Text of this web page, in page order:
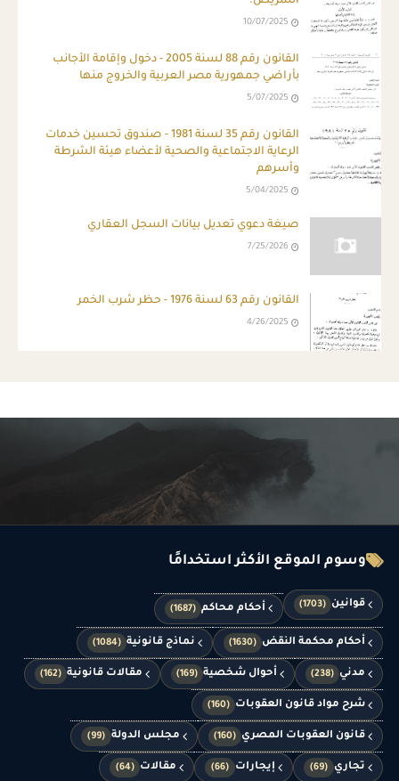
10/07/2025
القانون رقم 88 لسنة 2005 - دخول وإقامة الأجانب
بأراضي جمهورية مصر العربية والخروج منها
5/07/2025
القانون رقم 35 لسنة 1981 - صندوق تحسين خدمات
الرعاية الاجتماعية والصحية لأعضاء هيئة الشرطة
وأسرهم
5/04/2025
صيغة دعوي تعديل بيانات السجل العقاري
7/25/2026
القانون رقم 63 لسنة 1976 - حظر شرب الخمر
4/26/2025
وسوم الموقع الأكثر استخدامًا
قوانين (1703) أحكام محاكم (1687)
أحكام محكمة النقض (1630) نماذج قانونية (1084)
مدني (238) أحوال شخصية (169) مقالات قانونية (162)
شرح مواد قانون العقوبات (160)
قانون العقوبات المصري (160) مجلس الدولة (99)
تجاري (69) إيجارات (66) مقالات (64)